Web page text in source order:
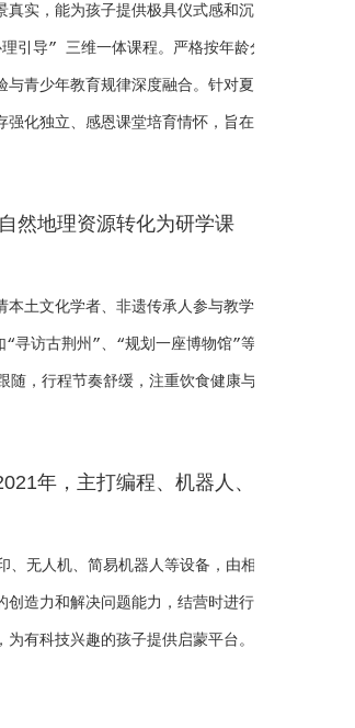
，能为孩子提供极具仪式感和沉浸感的成长环
导” 三维一体课程。严格按年龄分层设计训练
青少年教育规律深度融合。针对夏令营配备
然地理资源转化为研学课
土文化学者、非遗传承人参与教学，让孩子在行
访古荆州”、“规划一座博物馆”等课题，着重培
年，主打编程、机器人、
无人机、简易机器人等设备，由相关专业研究生
造力和解决问题能力，结营时进行成果展示，成